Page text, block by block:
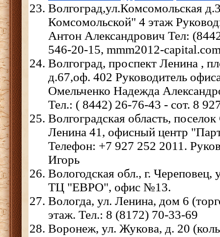
Волгоград,ул.Комсомольская
Комсомольской" 4 этаж
Антон Александрович Тел:
546-20-15, mmm2012-
Волгоград, проспект Ленина ,
д.67,оф. 402 Руководитель
Омельченко Надежда
Тел.: ( 8442) 26-76-43 - сот. 8
Волгоградская область,
Ленина 41, офисный центр
Телефон: +7 927 252 2011.
Игорь
Вологодская обл., г.
ТЦ "ЕВРО", офис №13.
Вологда, ул. Ленина, дом 6
этаж. Тел.: 8 (8172) 70-33-69
Воронеж, ул. Жукова, д. 20